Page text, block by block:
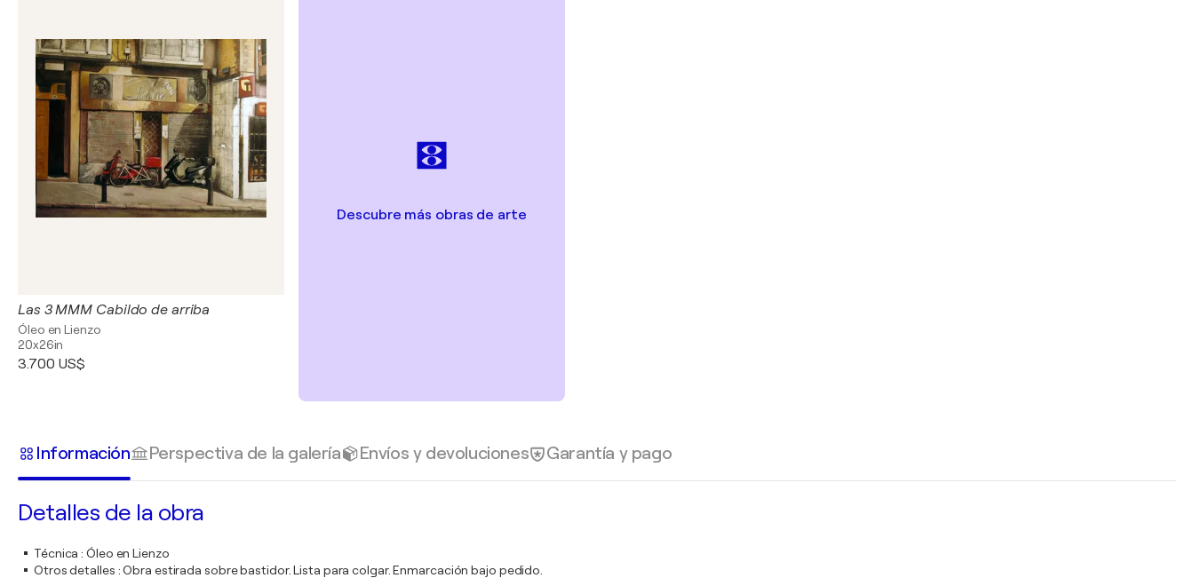
Las 3 MMM Cabildo de arriba
Óleo en Lienzo
20x26in
3.700 US$
Descubre más obras de arte
Información Perspectiva de la galería Envíos y devoluciones Garantía y pago
Detalles de la obra
Técnica :Óleo en Lienzo
Otros detalles :Obra estirada sobre bastidor. Lista para colgar. Enmarcación bajo pedido.